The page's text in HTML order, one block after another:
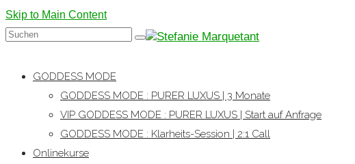
Skip to Main Content
Suchen
GODDESS MODE
GODDESS MODE : PURER LUXUS | 3 Monate
VIP GODDESS MODE : PURER LUXUS | Start auf Anfrage
GODDESS MODE : Klarheits-Session | 2:1 Call
Onlinekurse